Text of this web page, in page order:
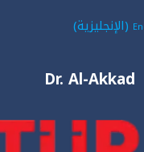
(الإنجليزية)
Dr. Al-Akkad